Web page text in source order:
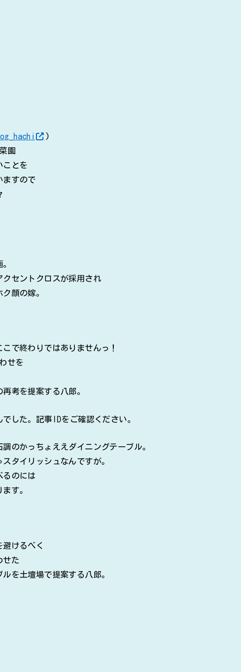
)
園
ことを
ますので
セントクロスが採用され
顔の嫁。
で終わりではありませんっ！
せを
考を提案する八郎。
した。記事IDをご確認ください。
のかっちょええダイニングテーブル。
タイリッシュなんですが。
るのには
す。
避けるべく
せた
を土壇場で提案する八郎。